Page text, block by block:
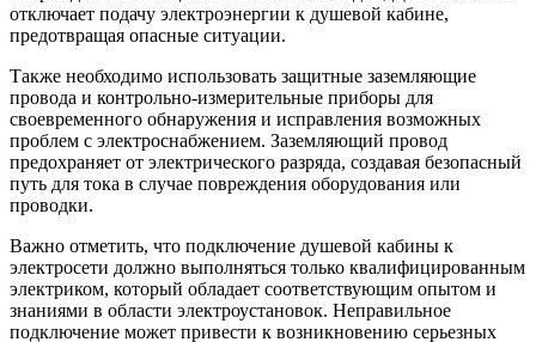
отключает подачу электроэнергии к душевой кабине,
предотвращая опасные ситуации.
Также необходимо использовать защитные заземляющие
провода и контрольно-измерительные приборы для
своевременного обнаружения и исправления возможных
проблем с электроснабжением. Заземляющий провод
предохраняет от электрического разряда, создавая безопасный
путь для тока в случае повреждения оборудования или
проводки.
Важно отметить, что подключение душевой кабины к
электросети должно выполняться только квалифицированным
электриком, который обладает соответствующим опытом и
знаниями в области электроустановок. Неправильное
подключение может привести к возникновению серьезных